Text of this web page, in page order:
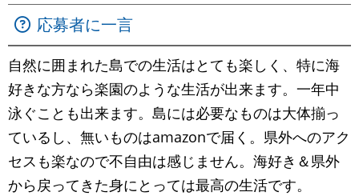
応募者に一言
自然に囲まれた島での生活はとても楽しく、特に海
好きな方なら楽園のような生活が出来ます。一年中
泳ぐことも出来ます。島には必要なものは大体揃っ
ているし、無いものはamazonで届く。県外へのアク
セスも楽なので不自由は感じません。海好き＆県外
から戻ってきた身にとっては最高の生活です。